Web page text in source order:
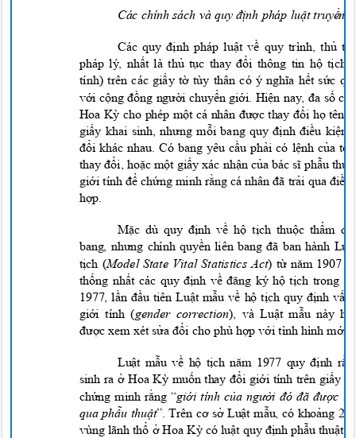
Các chính sách và quy định pháp luật truyền
Các quy định pháp luật về quy trình, thủ
pháp ly, nhất là thủ tục thay đổi thông tin hộ
tính) trên các giấy tờ tùy thân cóynghĩa hết sức
với cộng đồng người chuyển giới. Hiện nay, đa số
Hoa Kỳ cho phép một cá nhân được thay đổi họ
giấy khai sinh, nhưng mỗi bang quy định điều
đổi khác nhau. Có bang yêu cầu phải có lệnh của
thay đổi, hoặc một giấy xác nhận của bác sĩ phẫu
giới tính để chứng minh rằng cá nhân đã trải qua
hợp.
Mặc dù quy định về hộ tịch thuộc thẩm
bang, nhưng chính quyền liên bang đã ban hành
tịch (Model State Vital Statistics Act) từ năm 1907
thống nhất các quy định về đăng kyhộ tịch trong
1977, lần đầu tiên Luật mẫu về hộ tịch quy định
giới tính (gender correction), và Luật mẫu này
được xem xét sửa đổi cho phù hợp với tình hình m
Luật mẫu về hộ tịch năm 1977 quy định
sinh ra ở Hoa Kỳ muốn thay đổi giới tính trên giấy
chứng minh rằng “giới tính của người đó đã được
qua phẫu thuật”. Trên cơ sở Luật mẫu, có khoảng
vùng lãnh thổ ở Hoa Kỳ có luật quy định phẫu thuật